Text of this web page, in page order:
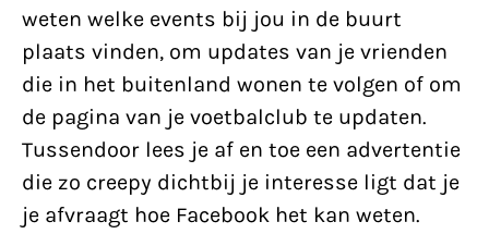
weten welke events bij jou in de buurt
plaats vinden, om updates van je vrienden
die in het buitenland wonen te volgen of om
de pagina van je voetbalclub te updaten.
Tussendoor lees je af en toe een advertentie
die zo creepy dichtbij je interesse ligt dat je
je afvraagt hoe Facebook het kan weten.